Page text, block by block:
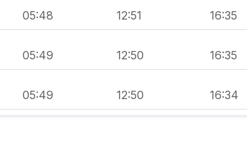
05:48 12:51 16:35
05:49 12:50 16:35
05:49 12:50 16:34